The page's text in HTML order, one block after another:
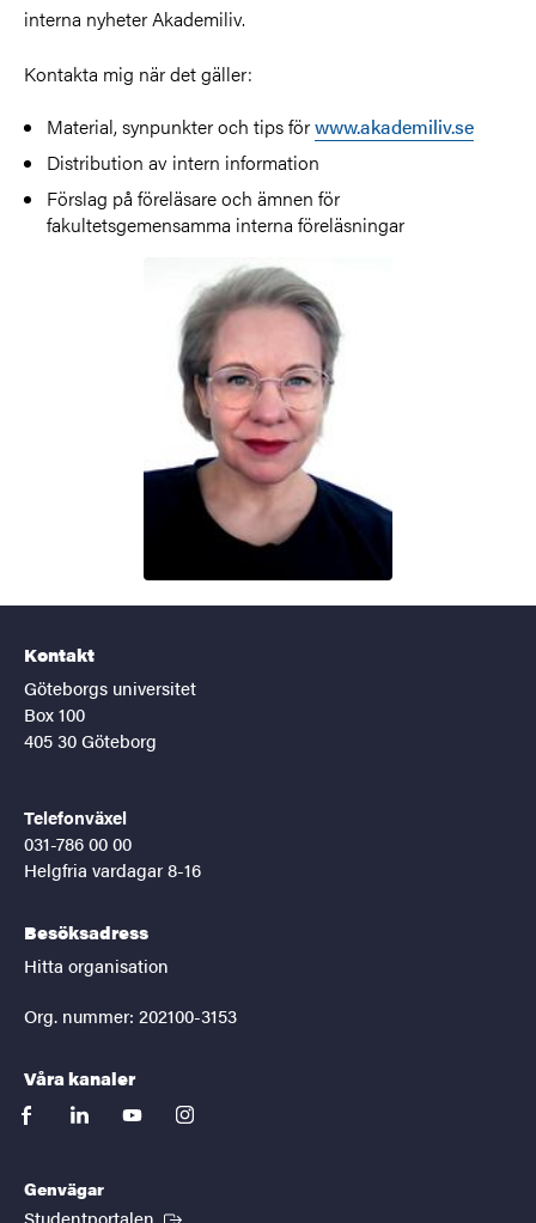
interna nyheter Akademiliv.
Kontakta mig när det gäller:
Material, synpunkter och tips förwww.akademiliv.se
Distribution av intern information
Förslag på föreläsare och ämnen för
fakultetsgemensamma interna föreläsningar
Kontakt
Göteborgs universitet
Box 100
405 30 Göteborg
Telefonväxel
031-786 00 00
Helgfria vardagar 8-16
Besöksadress
Hitta organisation
Org. nummer: 202100-3153
Våra kanaler
facebooklinkedinyoutubeinstagram
Genvägar
Studentportalen (Extern länk)